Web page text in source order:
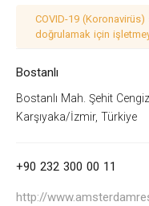
COVID-19 (Koronavirüs)
doğrulamak için
Bostanlı
Bostanlı Mah. Şehit
Karşıyaka/İzmir, Türkiye
+90 232 300 00 11
http://